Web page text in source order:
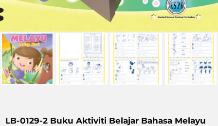
LB-0129-2 Buku Aktiviti Belajar Bahasa Melayu